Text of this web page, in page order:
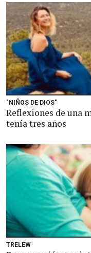
"NIÑOS DE DIOS"
Reflexiones de una
tenía tres años
TRELEW